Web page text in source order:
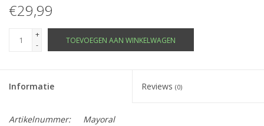
€29,99
+
-
TOEVOEGEN AAN WINKELWAGEN
Informatie Reviews (0)
Artikelnummer:
Mayoral